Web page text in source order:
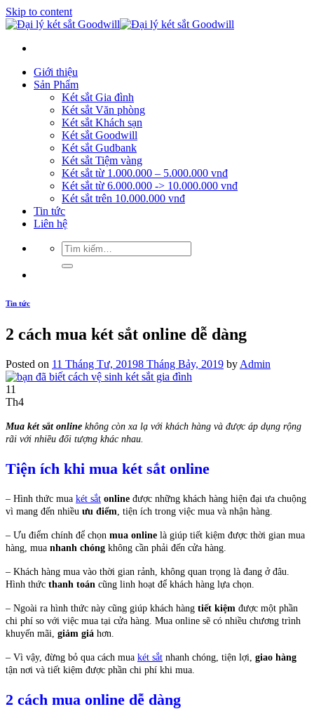
Skip to content
Giới thiệu
Sản Phẩm
Két sắt Gia đình
Két sắt Văn phòng
Két sắt Khách sạn
Két sắt Goodwill
Két sắt Gudbank
Két sắt Tiệm vàng
Két sắt từ 1.000.000 – 5.000.000 vnđ
Két sắt từ 6.000.000 -> 10.000.000 vnđ
Két sắt trên 10.000.000 vnđ
Tin tức
Liên hệ
Tin tức
2 cách mua két sắt online dễ dàng
Posted on 11 Tháng Tư, 20198 Tháng Bảy, 2019 by Admin
11
Th4
Mua két sắt online không còn xa lạ với khách hàng và được áp dụng rộng
rãi với nhiều đối tượng khác nhau.
Tiện ích khi mua két sắt online
– Hình thức mua két sắt online được những khách hàng hiện đại ưa chuộng
vì mang đến nhiều ưu điểm , tiện ích trong việc mua và nhận hàng.
– Ưu điểm chính để chọn mua online là giúp tiết kiệm được thời gian mua
hàng, mua nhanh chóng không cần phải đến cửa hàng.
– Khách hàng mua vào thời gian rảnh, không quan trọng là đang ở đâu.
Hình thức thanh toán cũng linh hoạt để khách hàng lựa chọn.
– Ngoài ra hình thức này cũng giúp khách hàng tiết kiệm được một phần
chi phí so với việc mua tại cửa hàng. Mua online sẽ có nhiều chương trình
khuyến mãi, giảm giá hơn.
– Vì vậy, đừng bỏ qua cách mua két sắt nhanh chóng, tiện lợi, giao hàng
tận nơi và tiết kiệm được phần chi phí khi mua.
2 cách mua online dễ dàng